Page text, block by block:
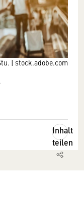
| stock.adobe.com
Inhalt
teilen